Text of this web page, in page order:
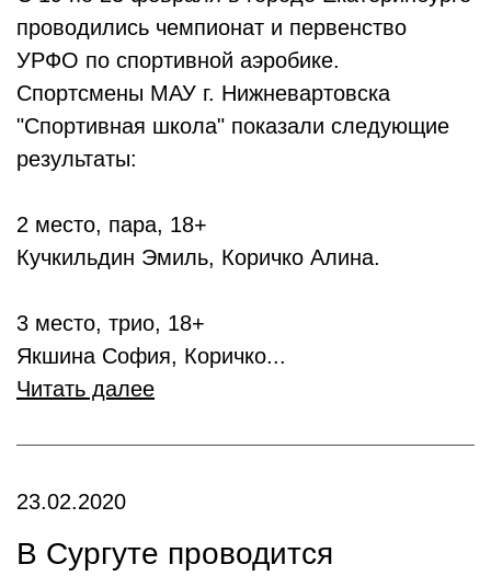
проводились чемпионат и первенство
УРФО по спортивной аэробике.
Спортсмены МАУ г. Нижневартовска
"Спортивная школа" показали следующие
результаты:
2 место, пара, 18+
Кучкильдин Эмиль, Коричко Алина.
3 место, трио, 18+
Якшина София, Коричко...
Читать далее
23.02.2020
В Сургуте проводится